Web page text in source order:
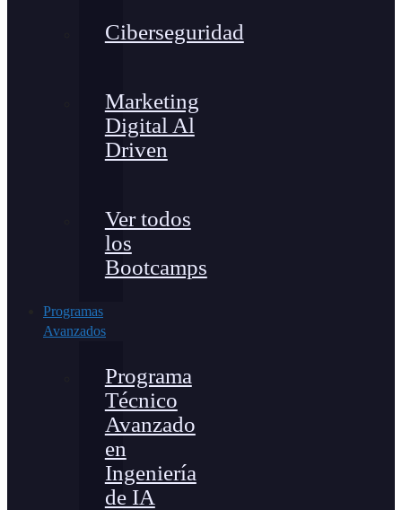
Ciberseguridad
Marketing
Digital Al
Driven
Ver todos
los
Bootcamps
Programas
Avanzados
Programa
Técnico
Avanzado
en
Ingeniería
de IA